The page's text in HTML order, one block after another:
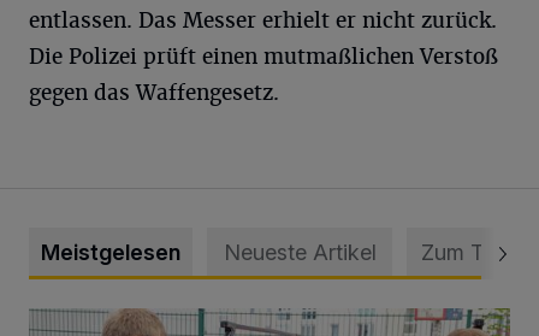
entlassen. Das Messer erhielt er nicht zurück.
Die Polizei prüft einen mutmaßlichen Verstoß
gegen das Waffengesetz.
Meistgelesen Neueste Artikel Zum Thema
Feuerwehr befreit Kind aus verschlossenem VW Bulli